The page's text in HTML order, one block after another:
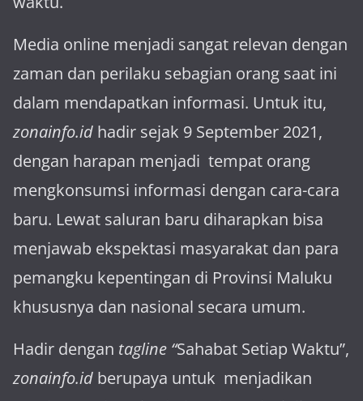
Media online menjadi sangat relevan dengan
za­man dan perilaku sebagian orang saat ini
dalam mendapatkan informasi. Untuk itu,
zonainfo.id hadir sejak 9 September 2021,
dengan harapan menjadi tem­pat orang
mengkonsumsi informasi dengan cara-cara
baru. Lewat sa­luran ba­ru diharapkan bisa
menja­wab ekspektasi masya­rakat dan para
pemangku kepen­tingan di Provinsi Maluku
khususnya dan nasional secara umum.
Hadir dengan tagline “Sahabat Setiap Waktu”,
zonainfo.id berupaya untuk menjadikan